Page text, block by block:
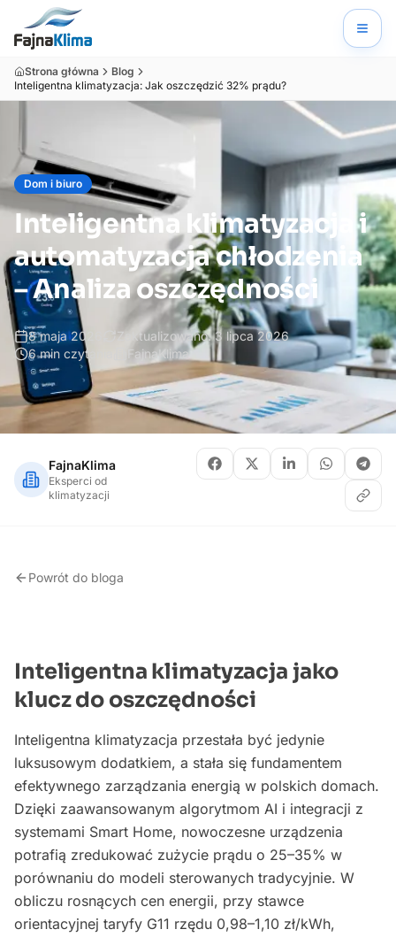
Strona główna
Blog
Inteligentna klimatyzacja: Jak oszczędzić 32% prądu?
Dom i biuro
Inteligentna klimatyzacja i
automatyzacja chłodzenia
– Analiza oszczędności
8 maja 2026 Zaktualizowano: 3 lipca 2026
6min czytania FajnaKlima
FajnaKlima
Eksperci od
klimatyzacji
Powrót do bloga
Inteligentna klimatyzacja jako
klucz do oszczędności
Inteligentna klimatyzacja przestała być jedynie
luksusowym dodatkiem, a stała się fundamentem
efektywnego zarządzania energią w polskich domach.
Dzięki zaawansowanym algorytmom AI i integracji z
systemami Smart Home, nowoczesne urządzenia
potrafią zredukować zużycie prądu o 25–35% w
porównaniu do modeli sterowanych tradycyjnie. W
obliczu rosnących cen energii, przy stawce
orientacyjnej taryfy G11 rzędu 0,98–1,10 zł/kWh,